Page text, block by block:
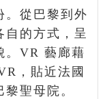
。從巴黎到外
自的方式，呈
。VR 藝廊藉
，貼近法國
聖母院。